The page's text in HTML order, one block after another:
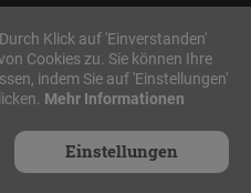
in Nürnberg
Klick auf 'Einverstanden'
Cookies zu. Sie können Ihre
indem Sie auf 'Einstellungen'
Mehr Informationen
Einstellungen